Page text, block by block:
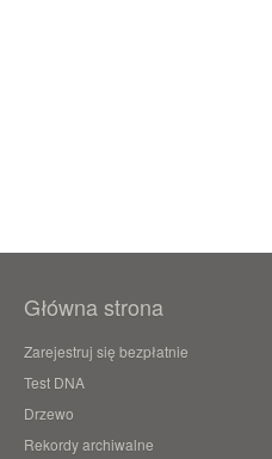
Główna strona
Zarejestruj się bezpłatnie
Test DNA
Drzewo
Rekordy archiwalne